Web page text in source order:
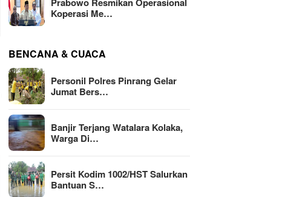
Koperasi Me…
BENCANA & CUACA
Personil Polres Pinrang Gelar
Jumat Bers…
Banjir Terjang Watalara Kolaka,
Warga Di…
Persit Kodim 1002/HST Salurkan
Bantuan S…